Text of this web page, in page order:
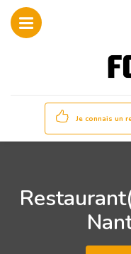
Je connais un